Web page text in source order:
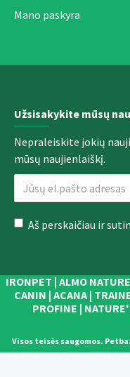
Mano paskyra
Užsisakykite mūsų
Nepraleiskite jokių
mūsų naujienlaiškį.
Aš perskaičiau ir
IRONPET | ALMO
CANIN | ACANA |
PROFINE |
Visos teisės saugomos.